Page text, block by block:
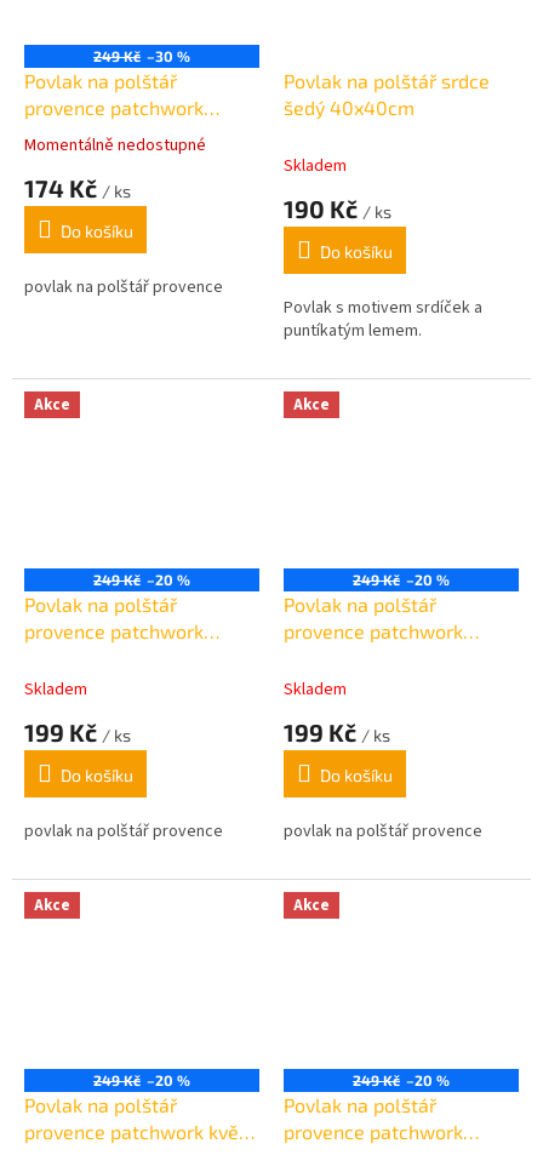
249 Kč –30 %
Povlak na polštář
provence patchwork
béžovo-fialový 45x45cm
Průměrné
produktu
5,0
5
Momentálně nedostupné
174 Kč / ks
Do košíku
povlak na polštář provence
Povlak na polštář srdce
šedý 40x40cm
Skladem
190 Kč / ks
Do košíku
Povlak s motivem srdíček a
puntíkatým lemem.
Akce
249 Kč –20 %
Povlak na polštář
provence patchwork
45x45cm
Skladem
199 Kč / ks
Do košíku
povlak na polštář provence
Akce
249 Kč –20 %
Povlak na polštář
provence patchwork
Skladem
199 Kč / ks
Do košíku
povlak na polštář provence
Akce
249 Kč –20 %
Povlak na polštář
provence patchwork květy
Akce
249 Kč –20 %
Povlak na polštář
provence patchwork